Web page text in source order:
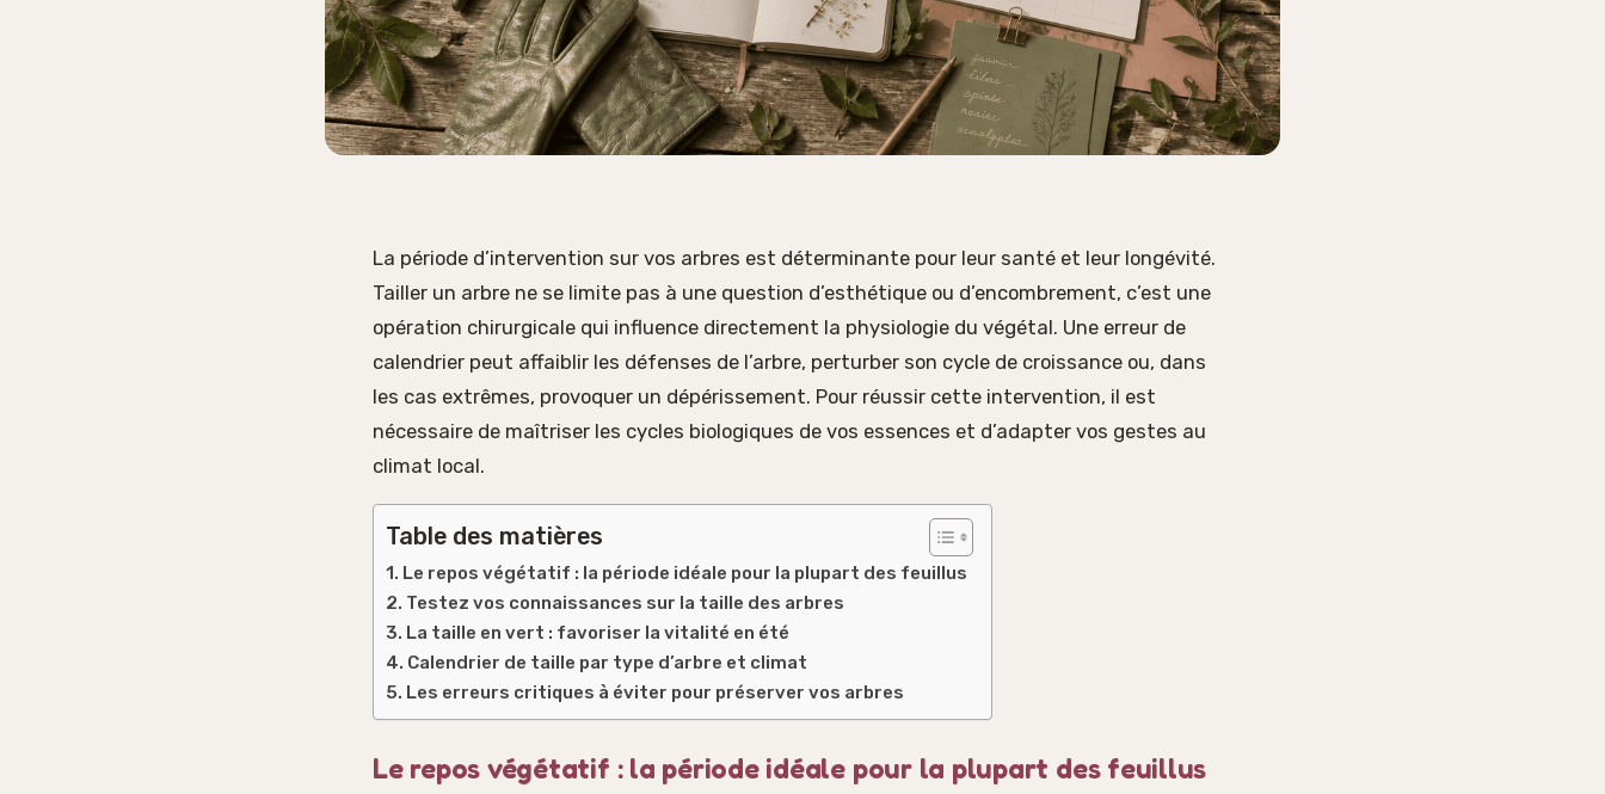
La période d’intervention sur vos arbres est déterminante pour leur santé et leur longévité.
Tailler un arbre ne se limite pas à une question d’esthétique ou d’encombrement, c’est une
opération chirurgicale qui influence directement la physiologie du végétal. Une erreur de
calendrier peut affaiblir les défenses de l’arbre, perturber son cycle de croissance ou, dans
les cas extrêmes, provoquer un dépérissement. Pour réussir cette intervention, il est
nécessaire de maîtriser les cycles biologiques de vos essences et d’adapter vos gestes au
climat local.
Table des matières
Le repos végétatif : la période idéale pour la plupart des feuillus
Testez vos connaissances sur la taille des arbres
La taille en vert : favoriser la vitalité en été
Calendrier de taille par type d’arbre et climat
Les erreurs critiques à éviter pour préserver vos arbres
Le repos végétatif : la période idéale pour la plupart des feuillus